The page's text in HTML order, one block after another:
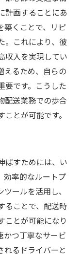
計画することにあ
築くことで、リピ
。これにより、彼
収入を実現してい
えるため、自らの
要です。こうした
配送業務での歩合
とが可能です。
ばすためには、い
効率的なルートプ
ールを活用し、
ることで、配送時
ことが可能になり
かつ丁寧なサービ
れるドライバーと